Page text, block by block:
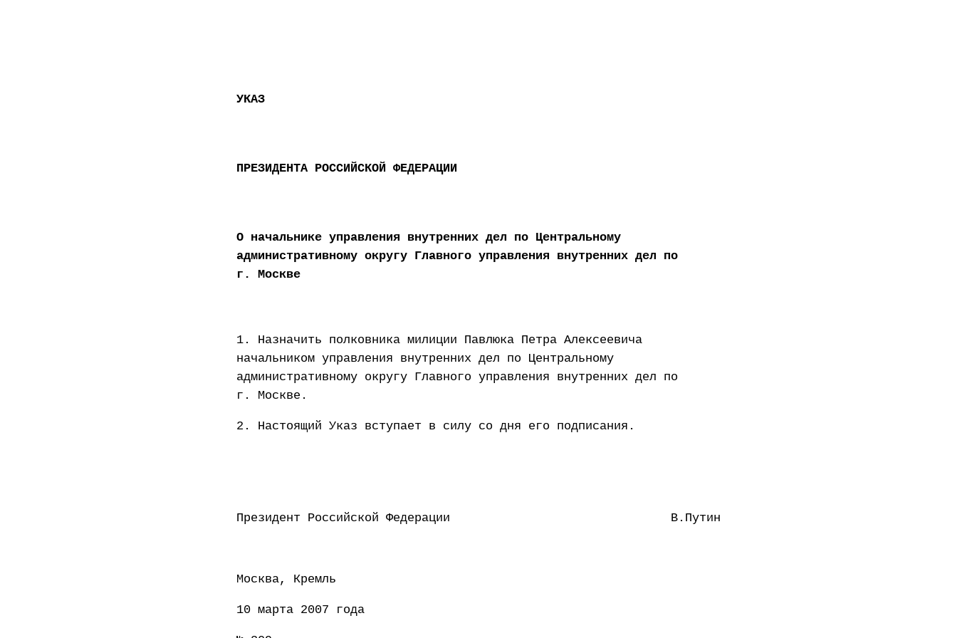
УКАЗ
ПРЕЗИДЕНТА РОССИЙСКОЙ ФЕДЕРАЦИИ
О начальнике управления внутренних дел по Центральному
административному округу Главного управления внутренних дел по
г. Москве
1. Назначить полковника милиции Павлюка Петра Алексеевича
начальником управления внутренних дел по Центральному
административному округу Главного управления внутренних дел по
г. Москве.
2. Настоящий Указ вступает в силу со дня его подписания.
Президент Российской Федерации В.Путин
Москва, Кремль
10 марта 2007 года